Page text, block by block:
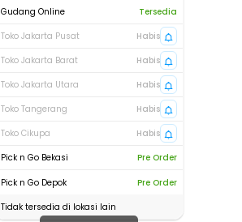
Gudang Online
Tersedia
Toko Jakarta Pusat
Habis
Toko Jakarta Barat
Habis
Toko Jakarta Utara
Habis
Toko Tangerang
Habis
Toko Cikupa
Habis
Pick n Go Bekasi
Pre Order
Pick n Go Depok
Pre Order
Tidak tersedia di lokasi lain